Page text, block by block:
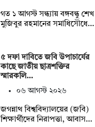
গত ১ আগস্ট সন্ধ্যায় বঙ্গবন্ধু শেখ
মুজিবুর রহমানের সমাধিসৌধে…
৫ দফা দাবিতে জবি উপাচার্যের
কাছে জাতীয় ছাত্রশক্তির
স্মারকলি…
০৬ আগস্ট ২০২৬
জগন্নাথ বিশ্ববিদ্যালয়ের (জবি)
শিক্ষার্থীদের নিরাপত্তা, আবাস…